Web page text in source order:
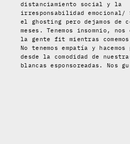
distanciamiento social y la
irresponsabilidad emocional/
el ghosting pero dejamos de
meses. Tenemos insomnio, nos
la gente fit mientras
No tenemos empatía y
desde la comodidad de
blancas esponsoreadas. Nos